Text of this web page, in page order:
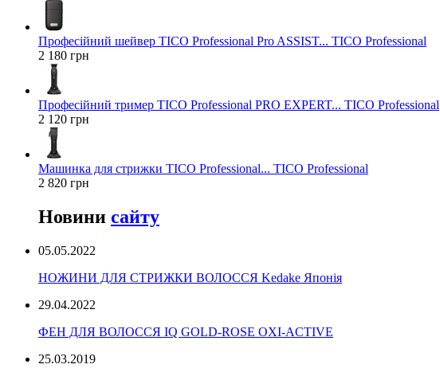
Професійний шейвер TICO Professional Pro ASSIST... TICO Professional
2 180 грн
Професійний тример TICO Professional PRO EXPERT... TICO Professional
2 120 грн
Машинка для стрижки TICO Professional... TICO Professional
2 820 грн
Новини сайту
05.05.2022
НОЖИНИ ДЛЯ СТРИЖКИ ВОЛОССЯ Kedake Японія
29.04.2022
ФЕН ДЛЯ ВОЛОССЯ IQ GOLD-ROSE OXI-ACTIVE
25.03.2019